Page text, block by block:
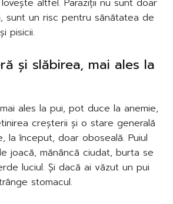
sunt un risc pentru sănătatea de
pisicii.
și slăbirea, mai ales la
ales la pui, pot duce la anemie,
creșterii și o stare generală
la început, doar oboseală. Puiul
joacă, mănâncă ciudat, burta se
luciul. Și dacă ai văzut un pui
stomacul.